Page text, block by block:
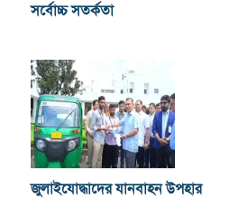
সর্বোচ্চ সতর্কতা
জুলাইযোদ্ধাদের যানবাহন উপহার